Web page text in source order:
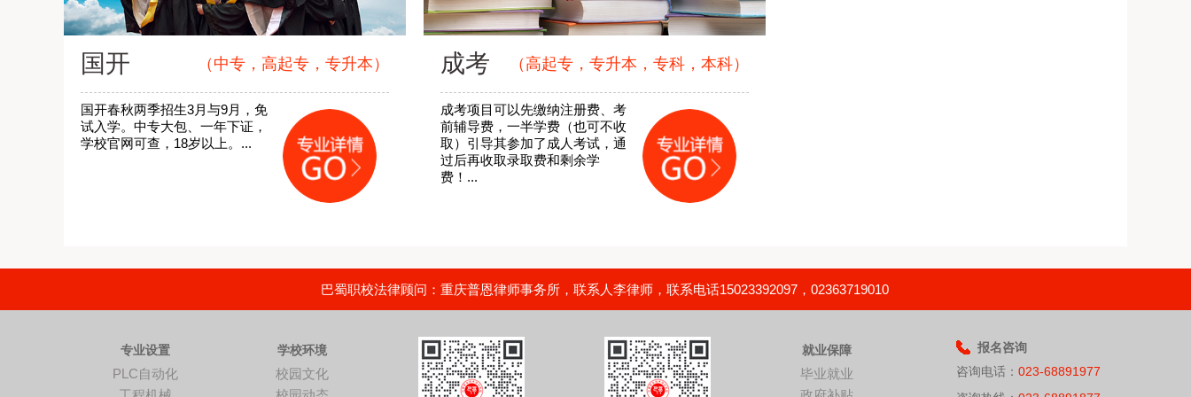
国开 （中专，高起专，专升本）
国开春秋两季招生3月与9月，免
试入学。中专大包、一年下证，
学校官网可查，18岁以上。...
成考 （高起专，专升本，专科，本科）
成考项目可以先缴纳注册费、考
前辅导费，一半学费（也可不收
取）引导其参加了成人考试，通
过后再收取录取费和剩余学
费！...
巴蜀职校法律顾问：重庆普恩律师事务所，联系人李律师，联系电话15023392097，02363719010
专业设置
PLC自动化
学校环境
校园文化
就业保障
毕业就业
报名咨询
咨询电话： 023-68891977